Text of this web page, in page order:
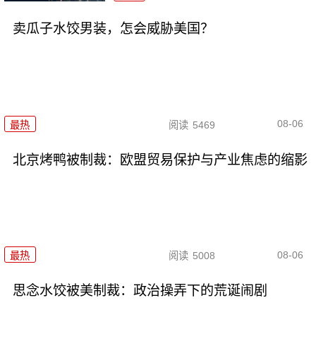
卖瓜子水饺男装，怎会威胁美国？
最热 阅读 5469 08-06
北京烤鸭被制裁：欧盟贸易保护与产业焦虑的缩影
最热 阅读 5008 08-06
思念水饺被美制裁：政治操弄下的荒诞闹剧